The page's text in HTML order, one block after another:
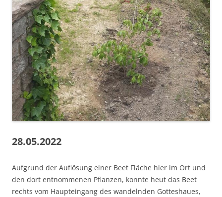
28.05.2022
Aufgrund der Auflösung einer Beet Fläche hier im Ort und
den dort entnommenen Pflanzen, konnte heut das Beet
rechts vom Haupteingang des wandelnden Gotteshaues,